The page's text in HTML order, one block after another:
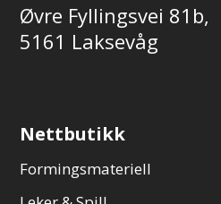
Øvre Fyllingsvei 81b,
5161 Laksevåg
Nettbutikk
Formingsmateriell